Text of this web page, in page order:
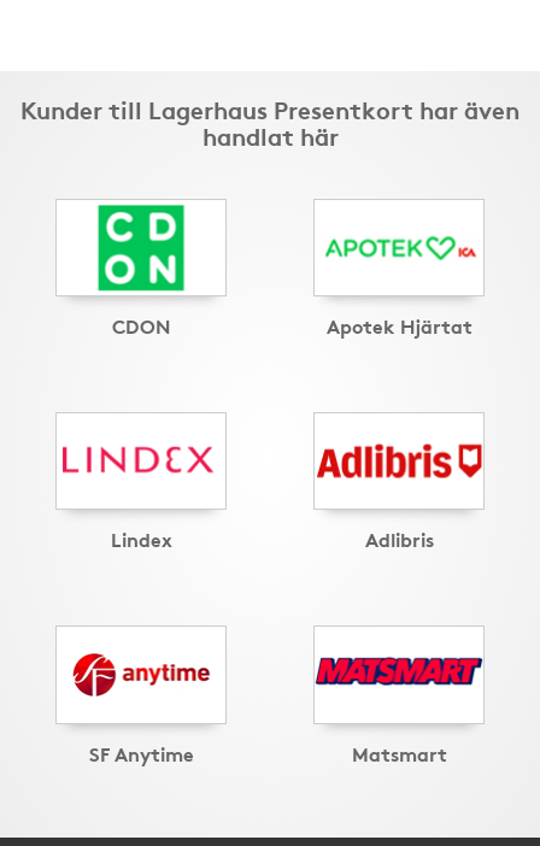
Kunder till Lagerhaus Presentkort har även
handlat här
CDON Apotek Hjärtat
Lindex Adlibris
SF Anytime Matsmart